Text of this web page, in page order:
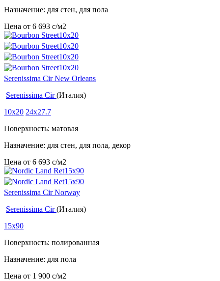
Назначение: для стен, для пола
Цена от 6 693 c/м2
Serenissima Cir New Orleans
Serenissima Cir(Италия)
10x20 24x27.7
Поверхность: матовая
Назначение: для стен, для пола, декор
Цена от 6 693 c/м2
Serenissima Cir Norway
Serenissima Cir(Италия)
15x90
Поверхность: полированная
Назначение: для пола
Цена от 1 900 c/м2